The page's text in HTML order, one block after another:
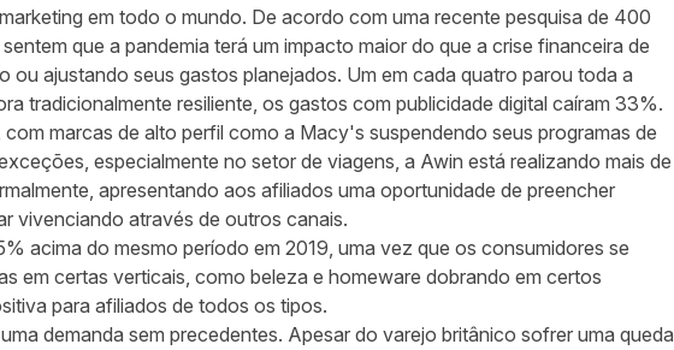
em todo o mundo. De acordo com uma recente pesquisa de 400
que a pandemia terá um impacto maior do que a crise financeira de
ou ajustando seus gastos planejados. Um em cada quatro parou toda a
tradicionalmente resiliente, os gastos com publicidade digital caíram 33%.
marcas de alto perfil como a Macy's suspendendo seus programas de
especialmente no setor de viagens, a Awin está realizando mais de
apresentando aos afiliados uma oportunidade de preencher
vivenciando através de outros canais.
acima do mesmo período em 2019, uma vez que os consumidores se
em certas verticais, como beleza e homeware dobrando em certos
para afiliados de todos os tipos.
demanda sem precedentes. Apesar do varejo britânico sofrer uma queda